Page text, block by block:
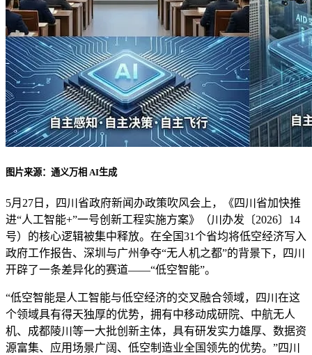
图片来源：通义万相 AI生成
5月27日，四川省政府新闻办政策吹风会上，《四川省加快推
进“人工智能+”一号创新工程实施方案》（川办发〔2026〕14
号）的核心逻辑被集中释放。在全国31个省均将低空经济写入
政府工作报告、深圳与广州争夺“无人机之都”的背景下，四川
开辟了一条差异化的赛道——“低空智能”。
“低空智能是人工智能与低空经济的交叉融合领域，四川在这
个领域具有得天独厚的优势，拥有中移动成研院、中航无人
机、成都陵川等一大批创新主体，具有研发实力雄厚、数据资
源富集、应用场景广阔、低空制造业全国领先的优势。”四川